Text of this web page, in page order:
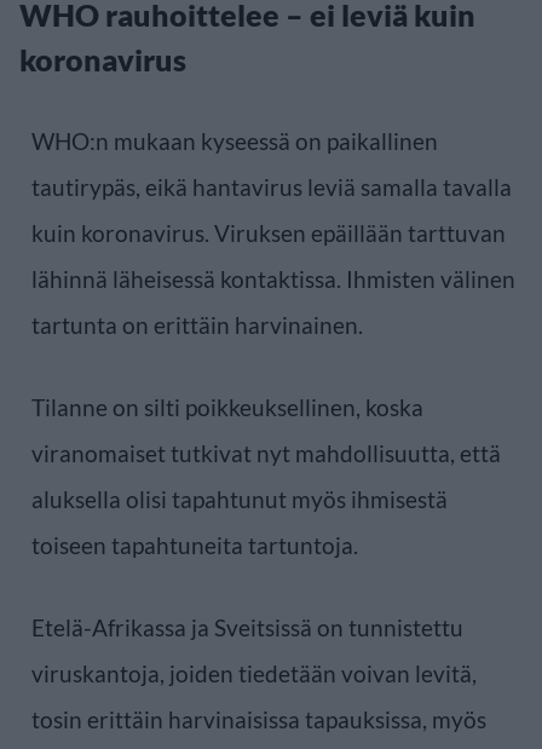
WHO rauhoittelee – ei leviä kuin
koronavirus
WHO:n mukaan kyseessä on paikallinen
tautirypäs, eikä hantavirus leviä samalla tavalla
kuin koronavirus. Viruksen epäillään tarttuvan
lähinnä läheisessä kontaktissa. Ihmisten välinen
tartunta on erittäin harvinainen.
Tilanne on silti poikkeuksellinen, koska
viranomaiset tutkivat nyt mahdollisuutta, että
aluksella olisi tapahtunut myös ihmisestä
toiseen tapahtuneita tartuntoja.
Etelä-Afrikassa ja Sveitsissä on tunnistettu
viruskantoja, joiden tiedetään voivan levitä,
tosin erittäin harvinaisissa tapauksissa, myös